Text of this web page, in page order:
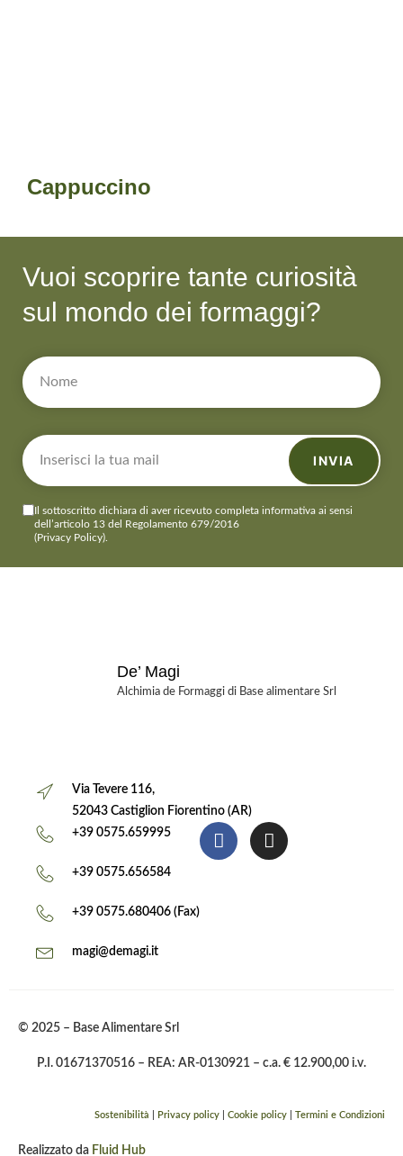
Cappuccino
Vuoi scoprire tante curiosità
sul mondo dei formaggi?
Il sottoscritto dichiara di aver ricevuto completa informativa ai sensi
dell’articolo 13 del Regolamento 679/2016
(Privacy Policy)
INVIA
De’ Magi
Alchimia de Formaggi di Base alimentare Srl
Via Tevere 116,
52043 Castiglion Fiorentino (AR)
+39 0575.659995
+39 0575.656584
+39 0575.680406 (Fax)
magi@demagi.it
© 2025 – Base Alimentare Srl
P.I. 01671370516 – REA: AR-0130921 – c.a. € 12.900,00 i.v.
Sostenibilità Privacy policy Cookie policy Termini e Condizioni
Realizzato da Fluid Hub